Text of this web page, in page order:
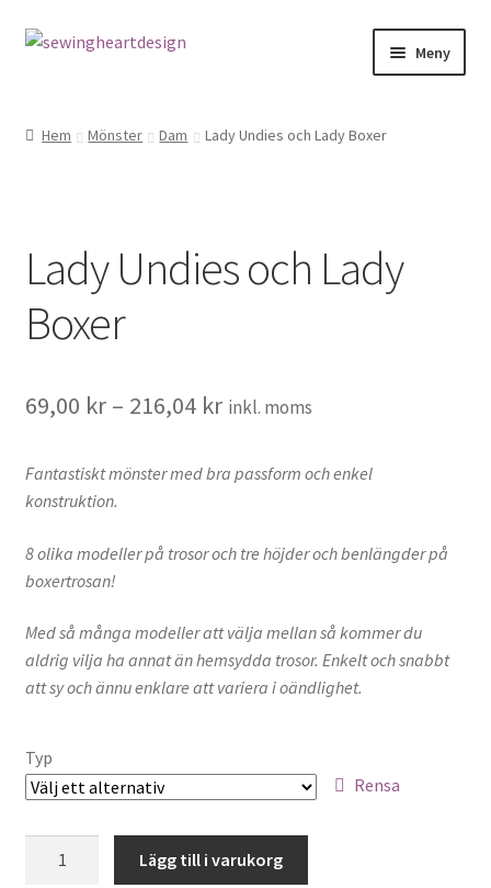
Hoppa
Hoppa
Meny
Dragkedjor Repsats
Knappar
Nitar
Sybehör
Press, insatser
Väsktillbehör
Vinyltryck
Övrigt
Hem Mönster Dam Lady Undies och Lady Boxer
Lady Undies och Lady
Boxer
69,00 kr– 216,04 kr inkl. moms
Fantastiskt mönster med bra passform och enkel
konstruktion.
8 olika modeller på trosor och tre höjder och benlängder på
boxertrosan!
Med så många modeller att välja mellan så kommer du
aldrig vilja ha annat än hemsydda trosor. Enkelt och snabbt
att sy och ännu enklare att variera i oändlighet.
Typ
Rensa
Lägg till i varukorg